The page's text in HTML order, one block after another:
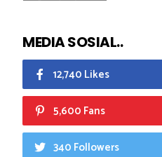
MEDIA SOSIAL..
12,740 Likes
5,600 Fans
340 Followers